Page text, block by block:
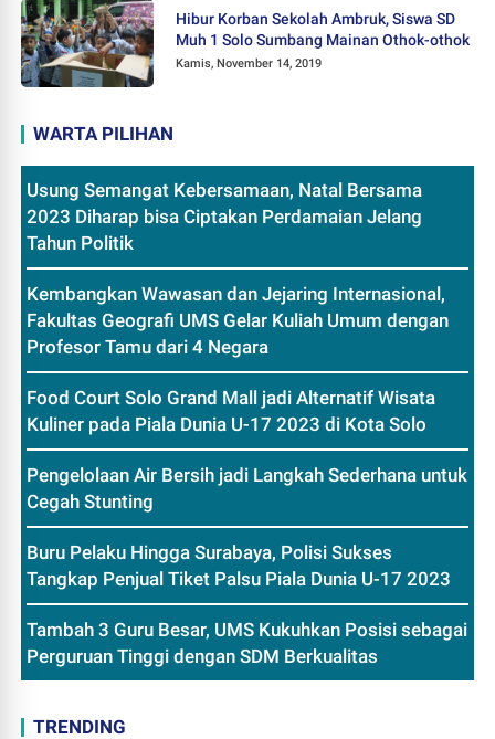
Hibur Korban Sekolah Ambruk, Siswa SD
Muh 1 Solo Sumbang Mainan Othok-othok
Kamis, November 14, 2019
WARTA PILIHAN
Usung Semangat Kebersamaan, Natal Bersama
2023 Diharap bisa Ciptakan Perdamaian Jelang
Tahun Politik
Kembangkan Wawasan dan Jejaring Internasional,
Fakultas Geografi UMS Gelar Kuliah Umum dengan
Profesor Tamu dari 4 Negara
Food Court Solo Grand Mall jadi Alternatif Wisata
Kuliner pada Piala Dunia U-17 2023 di Kota Solo
Pengelolaan Air Bersih jadi Langkah Sederhana untuk
Cegah Stunting
Buru Pelaku Hingga Surabaya, Polisi Sukses
Tangkap Penjual Tiket Palsu Piala Dunia U-17 2023
Tambah 3 Guru Besar, UMS Kukuhkan Posisi sebagai
Perguruan Tinggi dengan SDM Berkualitas
TRENDING